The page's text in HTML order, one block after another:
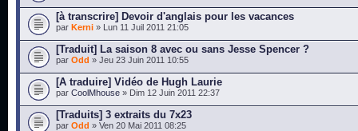
[à transcrire] Devoir d'anglais pour les vacances
par Kerni » Lun 11 Juil 2011 21:05
[Traduit] La saison 8 avec ou sans Jesse Spencer ?
par Odd » Jeu 23 Juin 2011 10:55
[A traduire] Vidéo de Hugh Laurie
par CoolMhouse » Dim 12 Juin 2011 22:37
[Traduits] 3 extraits du 7x23
par Odd » Ven 20 Mai 2011 08:25